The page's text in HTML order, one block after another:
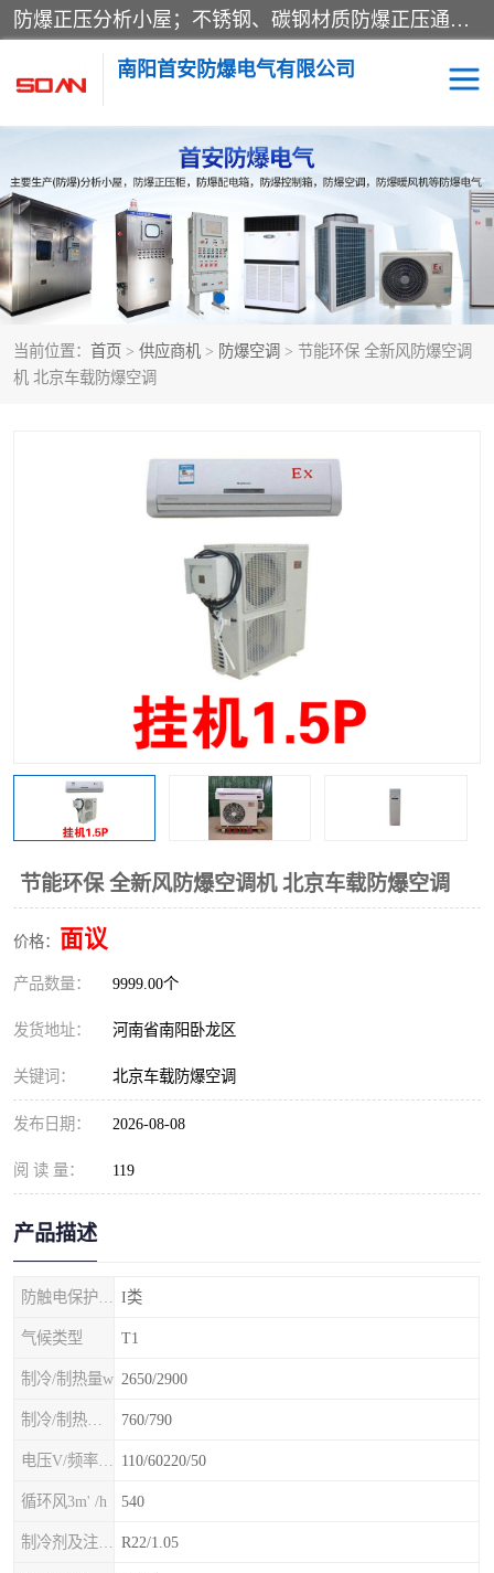
防爆正压分析小屋；不锈钢、碳钢材质防爆正压通风柜，分上下、左右、外挂三种款式；立式、挂式防爆配电柜体；不锈钢、碳钢防爆变频、磁力、星三角启动器；不锈钢、碳钢、铸铝防爆控制箱柜；可操作按键、多块式防爆仪表箱；多材质防爆接线箱；台式防爆电脑、防爆监视器。产品适配石油、化工、煤炭、电力、纺织、酿酒、航天、铁路、冶金、船舶、消防、市政等多行业工况使用。
南阳首安防爆电气有限公司
当前位置： 首页 > 供应商机 > 防爆空调 > 节能环保 全新风防爆空调
机 北京车载防爆空调
节能环保 全新风防爆空调机 北京车载防爆空调
价格： 面议
产品数量： 9999.00个
发货地址： 河南省南阳卧龙区
关键词： 北京车载防爆空调
发布日期： 2026-08-08
阅 读 量： 119
产品描述
I类
气候类型 T1
制冷/制热量w 2650/2900
760/790
110/60220/50
循环风3m' /h 540
R22/1.05
防爆小屋 防爆正压柜
防爆空调 防爆配电箱
防爆控制箱 防爆接线箱
防爆操作柱 防爆监视显示器